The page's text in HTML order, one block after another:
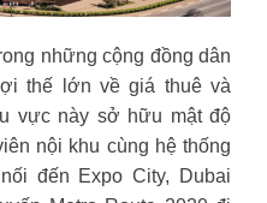
những cộng đồng dân
thế lớn về giá thuê và
vực này sở hữu mật độ
nội khu cùng hệ thống
đến Expo City, Dubai